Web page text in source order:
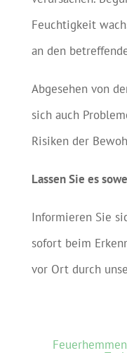
Feuchtigkeit
an den
Abgesehen von
sich auch
Risiken der
Lassen Sie es
Informieren Sie
sofort beim
vor Ort durch